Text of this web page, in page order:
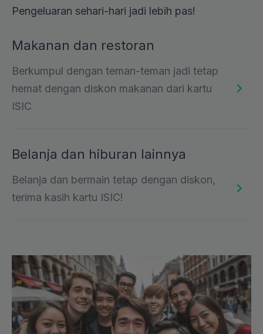
Pengeluaran sehari-hari jadi lebih pas!
Makanan dan restoran
Berkumpul dengan teman-teman jadi tetap
hemat dengan diskon makanan dari kartu
ISIC
Belanja dan hiburan lainnya
Belanja dan bermain tetap dengan diskon,
terima kasih kartu ISIC!